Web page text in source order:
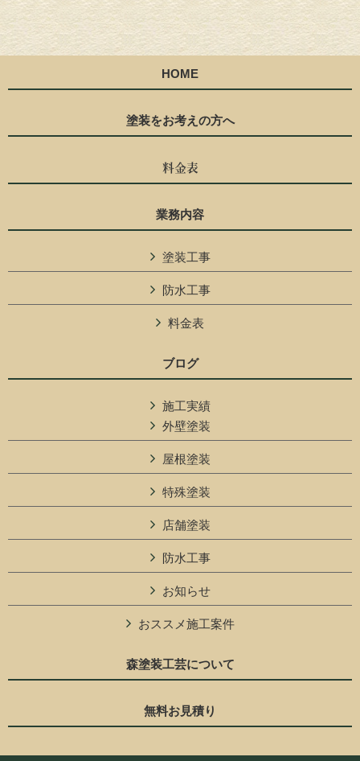
HOME
塗装をお考えの方へ
料金表
業務内容
塗装工事
防水工事
料金表
ブログ
施工実績
外壁塗装
屋根塗装
特殊塗装
店舗塗装
防水工事
お知らせ
おススメ施工案件
森塗装工芸について
無料お見積り